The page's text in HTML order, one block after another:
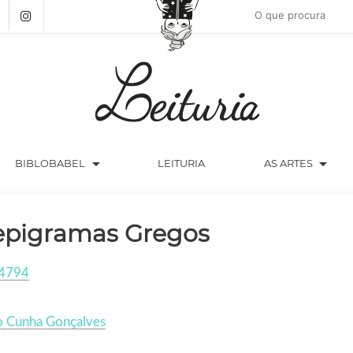
BIBLOBABEL arrow_drop_down LEITURIA AS ARTES arrow_drop_down
Gregos
Cunha Gonçalves